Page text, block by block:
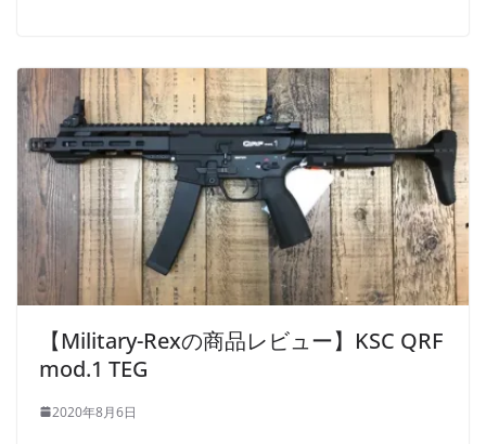
【Military-Rexの商品レビュー】KSC QRF
mod.1 TEG
2020年8月6日